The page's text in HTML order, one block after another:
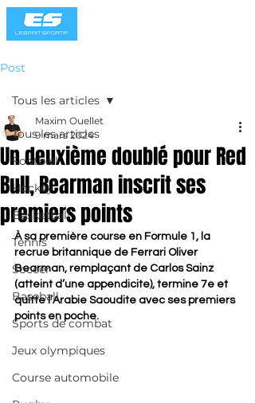
Post
Tous les articles
Football
Hockey
Basketball
Tennis
Soccer
Baseball
Sports de combat
Jeux olympiques
Course automobile
Tous les articles
Un deuxième doublé pour Red
Bull, Bearman inscrit ses
premiers points
Maxim Ouellet
9 mars 2024
À sa première course en Formule 1, la
recrue britannique de Ferrari Oliver
Bearman, remplaçant de Carlos Sainz
(atteint d’une appendicite), termine 7e et
quitte l’Arabie Saoudite avec ses premiers
points en poche.